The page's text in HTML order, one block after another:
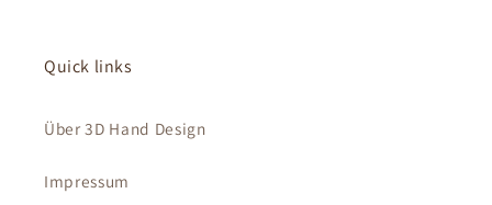
Quick links
Über 3D Hand Design
Impressum